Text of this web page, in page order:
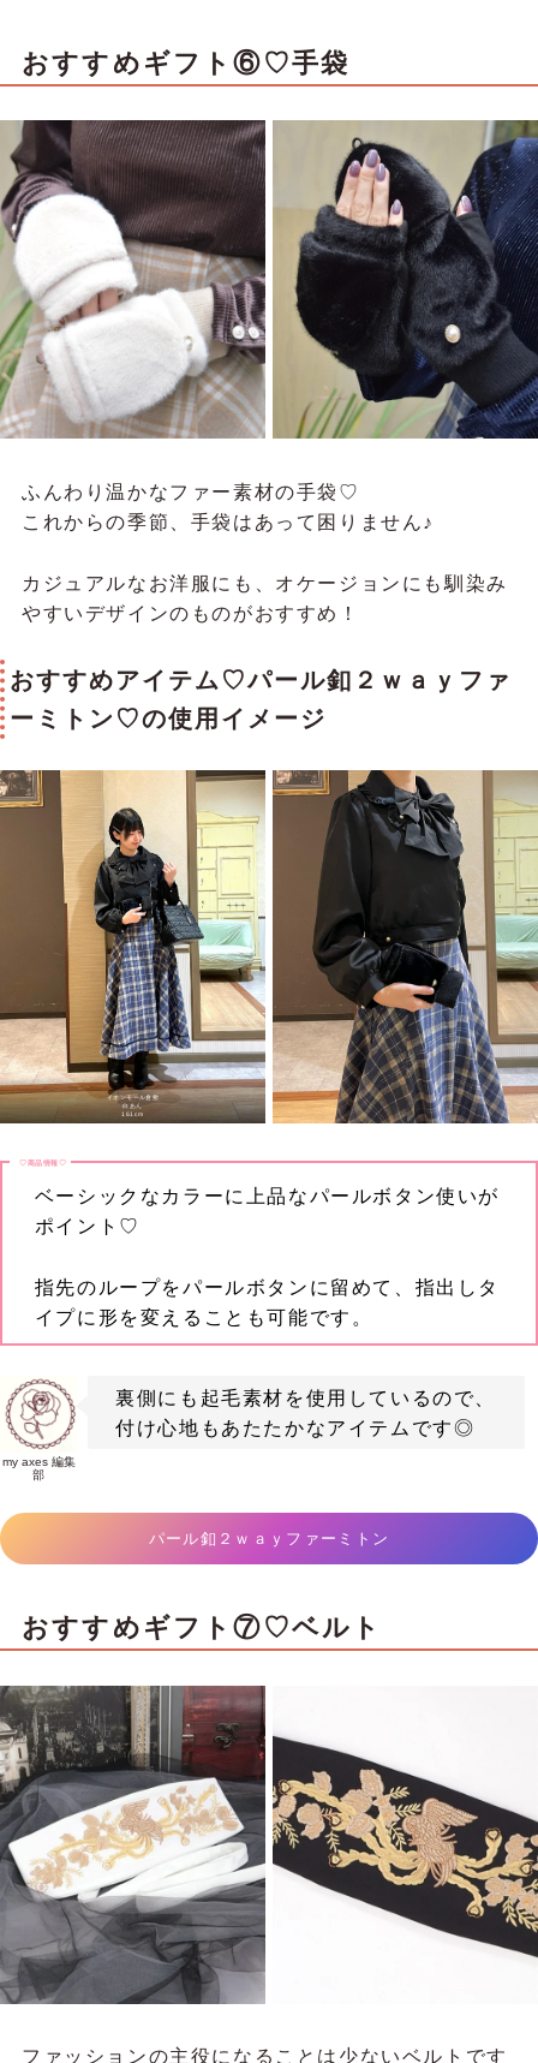
おすすめギフト⑥♡手袋
ふんわり温かなファー素材の手袋♡
これからの季節、手袋はあって困りません♪
カジュアルなお洋服にも、オケージョンにも馴染み
やすいデザインのものがおすすめ！
おすすめアイテム♡パール釦２ｗａｙファ
ーミトン♡の使用イメージ
イオンモール倉敷
白あん
161cm
♡商品情報♡
ベーシックなカラーに上品なパールボタン使いが
ポイント♡
指先のループをパールボタンに留めて、指出しタ
イプに形を変えることも可能です。
my axes 編集
部
裏側にも起毛素材を使用しているので、
付け心地もあたたかなアイテムです◎
パール釦２ｗａｙファーミトン
おすすめギフト⑦♡ベルト
ファッションの主役になることは少ないベルトです